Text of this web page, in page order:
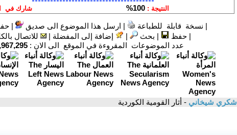
| نسخة قابلة للطباعة | ارسل هذا الموضوع الى صديق |
|حفظ | بحث | إضافة إلى المفضلة |
للاتصال
عدد الموضوعات المقروءة في الموقع الى الان :
شكري شيخاني - أثار القومية الكوردية